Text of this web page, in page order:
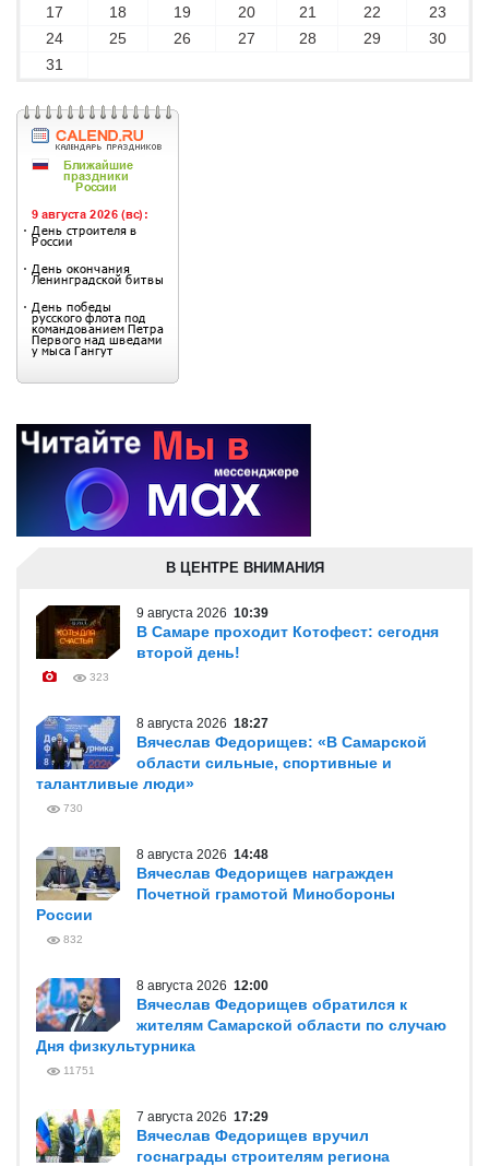
17 18 19 20 21 22
23
24
25 26 27 28 29
30
31
В ЦЕНТРЕ ВНИМАНИЯ
9 августа 2026 10:39
В Самаре проходит Котофест: сегодня
второй день!
323
8 августа 2026 18:27
Вячеслав Федорищев: «В Самарской
области сильные, спортивные и
талантливые люди»
730
8 августа 2026 14:48
Вячеслав Федорищев награжден
Почетной грамотой Минобороны
России
832
8 августа 2026 12:00
Вячеслав Федорищев обратился к
жителям Самарской области по случаю
Дня физкультурника
11751
7 августа 2026 17:29
Вячеслав Федорищев вручил
госнаграды строителям региона